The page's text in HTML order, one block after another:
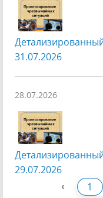
31.07.2026
28.07.2026
29.07.2026
‹ 1